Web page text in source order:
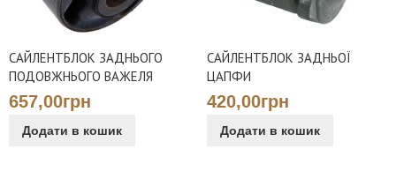
САЙЛЕНТБЛОК ЗАДНЬОГО
ПОДОВЖНЬОГО ВАЖЕЛЯ
657,00грн
Додати в кошик
САЙЛЕНТБЛОК ЗАДНЬОЇ
ЦАПФИ
420,00грн
Додати в кошик